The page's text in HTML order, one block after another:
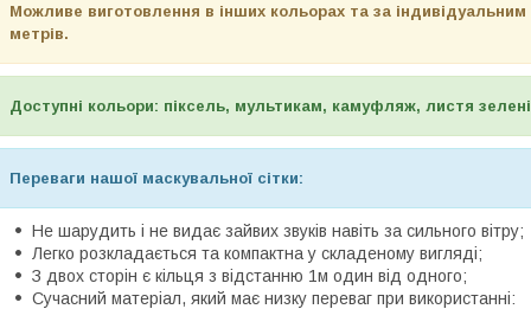
Можливе виготовлення в інших кольорах та за
метрів.
Доступні кольори: піксель, мультикам, камуфляж, листя
Переваги нашої маскувальної сітки:
Не шарудить і не видає зайвих звуків навіть за сильного вітру;
Легко розкладається та компактна у складеному вигляді;
З двох сторін є кільця з відстанню 1м один від одного;
Сучасний матеріал, який має низку переваг при використанні: